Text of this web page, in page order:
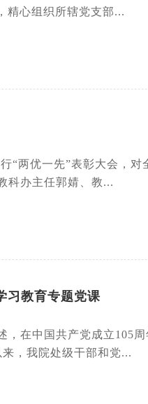
精心组织所辖党支部...
两优一先”表彰大会，
科办主任郭婧、教...
习教育专题党课
在中国共产党成立105
，我院处级干部和党...